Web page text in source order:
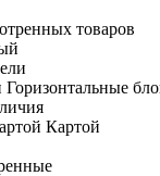
товаров
Горизонтальные
Картой